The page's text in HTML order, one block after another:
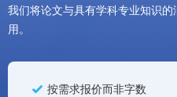
我们将论文与具有学科专业知识
用。
按需求报价而非字数